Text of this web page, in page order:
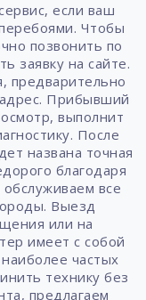
если ваш
Чтобы
позвонить по
заявку на сайте.
предварительно
Прибывший
выполнит
После
названа точная
благодаря
все
Выезд
или на
имеет с собой
частых
технику без
предлагаем